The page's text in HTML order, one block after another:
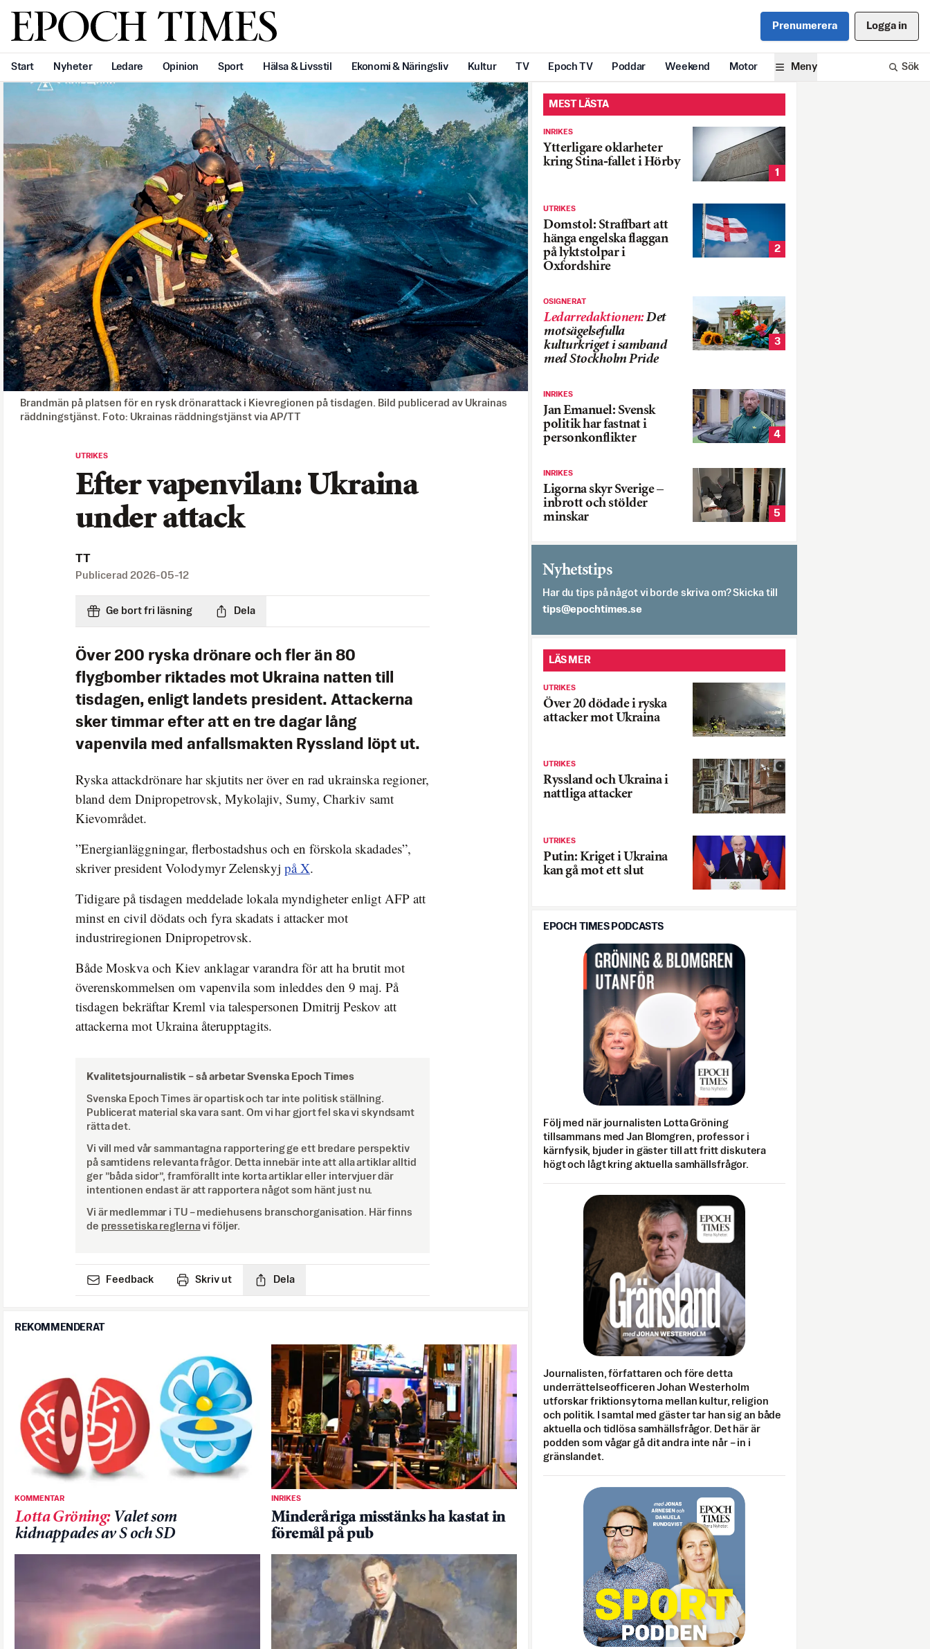
Svenska Epoch Times Prenumerera Logga in
Start Nyheter Ledare Opinion Sport Hälsa & Livsstil Ekonomi & Näringsliv Kultur TV Epoch TV Poddar Weekend Motor Meny Sök
Brandmän på platsen för en rysk drönarattack i Kievregionen på tisdagen. Bild publicerad av Ukrainas
räddningstjänst. Foto: Ukrainas räddningstjänst via AP/TT
UTRIKES
Efter vapenvilan: Ukraina
under attack
TT
Publicerad 2026-05-12
Ge bort fri läsning Dela
Över 200 ryska drönare och fler än 80
flygbomber riktades mot Ukraina natten till
tisdagen, enligt landets president. Attackerna
sker timmar efter att en tre dagar lång
vapenvila med anfallsmakten Ryssland löpt ut.
Ryska attackdrönare har skjutits ner över en rad ukrainska regioner,
bland dem Dnipropetrovsk, Mykolajiv, Sumy, Charkiv samt
Kievområdet.
”Energianläggningar, flerbostadshus och en förskola skadades”,
skriver president Volodymyr Zelenskyj på X.
Tidigare på tisdagen meddelade lokala myndigheter enligt AFP att
minst en civil dödats och fyra skadats i attacker mot
industriregionen Dnipropetrovsk.
Både Moskva och Kiev anklagar varandra för att ha brutit mot
överenskommelsen om vapenvila som inleddes den 9 maj. På
tisdagen bekräftar Kreml via talespersonen Dmitrij Peskov att
attackerna mot Ukraina återupptagits.
Kvalitetsjournalistik – så arbetar Svenska Epoch Times
Svenska Epoch Times är opartisk och tar inte politisk ställning.
Publicerat material ska vara sant. Om vi har gjort fel ska vi skyndsamt
rätta det.
Vi vill med vår sammantagna rapportering ge ett bredare perspektiv
på samtidens relevanta frågor. Detta innebär inte att alla artiklar alltid
ger ”båda sidor”, framförallt inte korta artiklar eller intervjuer där
intentionen endast är att rapportera något som hänt just nu.
Vi är medlemmar i TU – mediehusens branschorganisation. Här finns
de pressetiska reglernavi följer.
Feedback Skriv ut Dela
REKOMMENDERAT
KOMMENTAR
Lotta Gröning: Valet som
kidnappades av S och SD
INRIKES
Minderåriga misstänks ha kastat in
föremål på pub
MEST LÄSTA
INRIKES
Ytterligare oklarheter
kring Stina-fallet i Hörby
1
UTRIKES
Domstol: Straffbart att
hänga engelska flaggan
på lyktstolpar i
Oxfordshire
2
OSIGNERAT
Ledarredaktionen:Det
motsägelsefulla
kulturkriget i samband
med Stockholm Pride
3
INRIKES
Jan Emanuel: Svensk
politik har fastnat i
personkonflikter
4
INRIKES
Ligorna skyr Sverige –
inbrott och stölder
minskar
5
Nyhetstips
Har du tips på något vi borde skriva om? Skicka till
es.semithcope@spit
LÄS MER
UTRIKES
Över 20 dödade i ryska
attacker mot Ukraina
UTRIKES
Ryssland och Ukraina i
nattliga attacker
UTRIKES
Putin: Kriget i Ukraina
kan gå mot ett slut
EPOCH TIMES PODCASTS
Följ med när journalisten Lotta Gröning
tillsammans med Jan Blomgren, professor i
kärnfysik, bjuder in gäster till att fritt diskutera
högt och lågt kring aktuella samhällsfrågor.
Journalisten, författaren och före detta
underrättelseofficeren Johan Westerholm
utforskar friktionsytorna mellan kultur, religion
och politik. I samtal med gäster tar han sig an både
aktuella och tidlösa samhällsfrågor. Det här är
podden som vågar gå dit andra inte når – in i
gränslandet.